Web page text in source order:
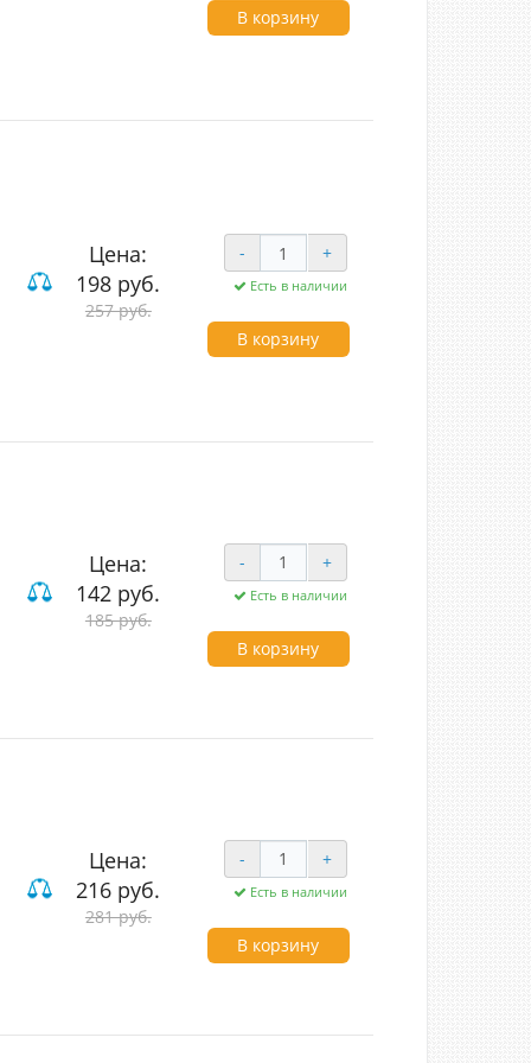
В корзину
Цена:
198 руб.
257 руб.
- +
Есть в наличии
В корзину
Цена:
142 руб.
185 руб.
- +
Есть в наличии
В корзину
Цена:
216 руб.
281 руб.
- +
Есть в наличии
В корзину